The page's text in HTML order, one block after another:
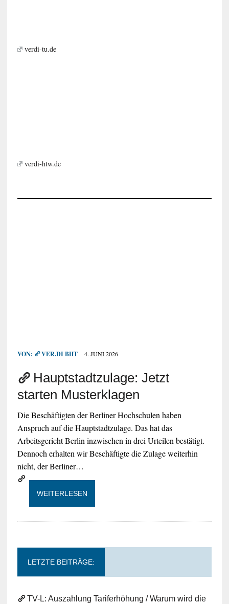
verdi-tu.de
verdi-htw.de
VON: VER.DI BHT 4. JUNI 2026
Hauptstadtzulage: Jetzt
starten Musterklagen
Die Beschäftigten der Berliner Hochschulen haben
Anspruch auf die Hauptstadtzulage. Das hat das
Arbeitsgericht Berlin inzwischen in drei Urteilen bestätigt.
Dennoch erhalten wir Beschäftigte die Zulage weiterhin
nicht, der Berliner…
WEITERLESEN
LETZTE BEITRÄGE:
TV-L: Auszahlung Tariferhöhung / Warum wird die